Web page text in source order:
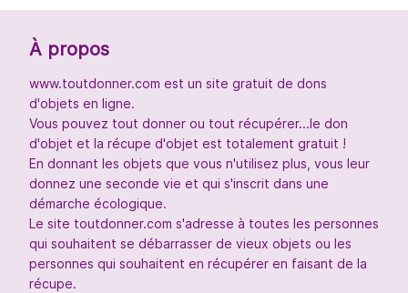
À propos
www.toutdonner.com est un site gratuit de dons
d'objets en ligne.
Vous pouvez tout donner ou tout récupérer...le don
d'objet et la récupe d'objet est totalement gratuit !
En donnant les objets que vous n'utilisez plus, vous leur
donnez une seconde vie et qui s'inscrit dans une
démarche écologique.
Le site toutdonner.com s'adresse à toutes les personnes
qui souhaitent se débarrasser de vieux objets ou les
personnes qui souhaitent en récupérer en faisant de la
récupe.